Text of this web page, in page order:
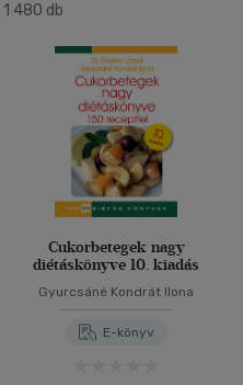
1 480 db
Cukorbetegek nagy
diétáskönyve 10. kiadás
Gyurcsáné Kondrát Ilona
E-könyv